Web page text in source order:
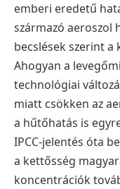
emberi eredetű
származó aeroszol
becslések szerint a
Ahogyan a
technológiai
miatt csökken az
a hűtőhatás is
IPCC-jelentés óta
a kettősség
koncentrációk